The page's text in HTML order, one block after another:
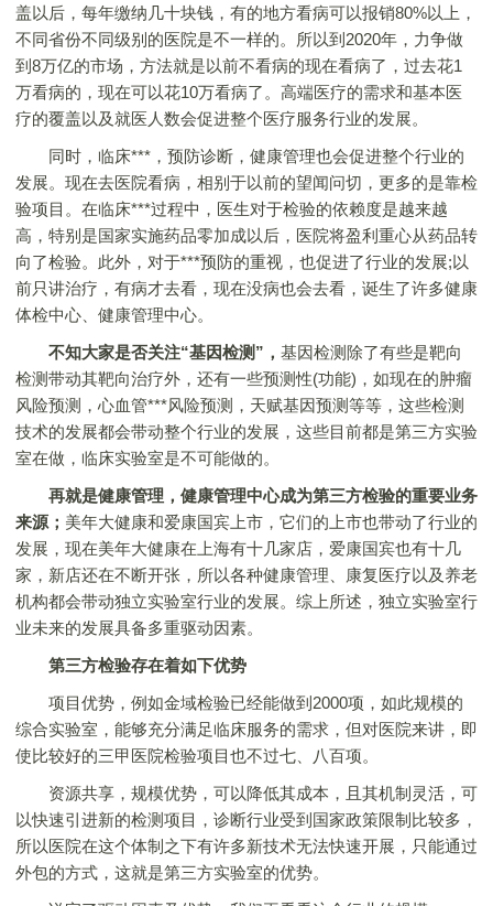
盖以后，每年缴纳几十块钱，有的地方看病可以报销80%以上，
不同省份不同级别的医院是不一样的。所以到2020年，力争做
到8万亿的市场，方法就是以前不看病的现在看病了，过去花1
万看病的，现在可以花10万看病了。高端医疗的需求和基本医
疗的覆盖以及就医人数会促进整个医疗服务行业的发展。
同时，临床***，预防诊断，健康管理也会促进整个行业的
发展。现在去医院看病，相别于以前的望闻问切，更多的是靠检
验项目。在临床***过程中，医生对于检验的依赖度是越来越
高，特别是国家实施药品零加成以后，医院将盈利重心从药品转
向了检验。此外，对于***预防的重视，也促进了行业的发展;以
前只讲治疗，有病才去看，现在没病也会去看，诞生了许多健康
体检中心、健康管理中心。
不知大家是否关注“基因检测”， 基因检测除了有些是靶向
检测带动其靶向治疗外，还有一些预测性(功能)，如现在的肿瘤
风险预测，心血管***风险预测，天赋基因预测等等，这些检测
技术的发展都会带动整个行业的发展，这些目前都是第三方实验
室在做，临床实验室是不可能做的。
再就是健康管理，健康管理中心成为第三方检验的重要业务
来源； 美年大健康和爱康国宾上市，它们的上市也带动了行业的
发展，现在美年大健康在上海有十几家店，爱康国宾也有十几
家，新店还在不断开张，所以各种健康管理、康复医疗以及养老
机构都会带动独立实验室行业的发展。综上所述，独立实验室行
业未来的发展具备多重驱动因素。
第三方检验存在着如下优势
项目优势，例如金域检验已经能做到2000项，如此规模的
综合实验室，能够充分满足临床服务的需求，但对医院来讲，即
使比较好的三甲医院检验项目也不过七、八百项。
资源共享，规模优势，可以降低其成本，且其机制灵活，可
以快速引进新的检测项目，诊断行业受到国家政策限制比较多，
所以医院在这个体制之下有许多新技术无法快速开展，只能通过
外包的方式，这就是第三方实验室的优势。